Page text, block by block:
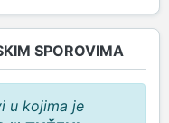
SPOROVIMA
u kojima je